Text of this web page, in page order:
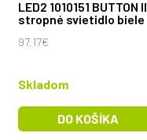
LED2 1010151 BUTTON II
stropné svietidlo biele
97.17€
Skladom
DO KOŠÍKA